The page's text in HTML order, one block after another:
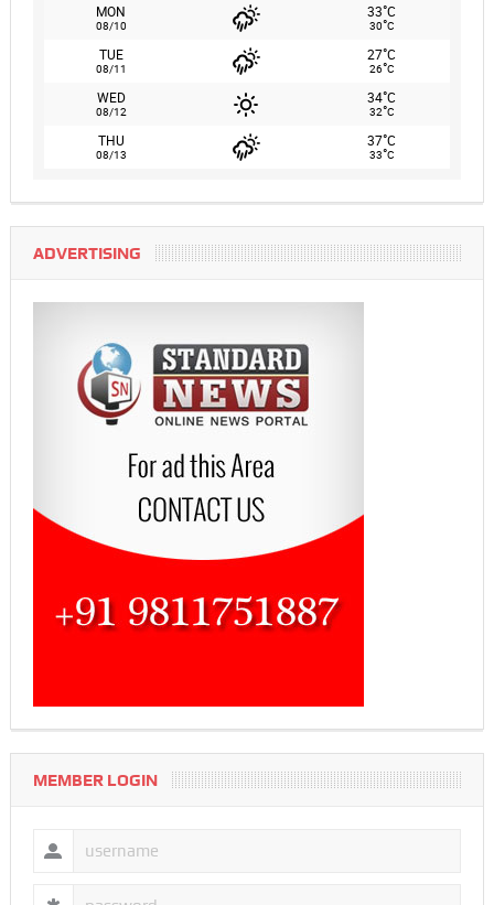
MON
08/10
33°C
30°C
TUE
08/11
27°C
26°C
WED
08/12
34°C
32°C
THU
08/13
37°C
33°C
ADVERTISING
MEMBER LOGIN